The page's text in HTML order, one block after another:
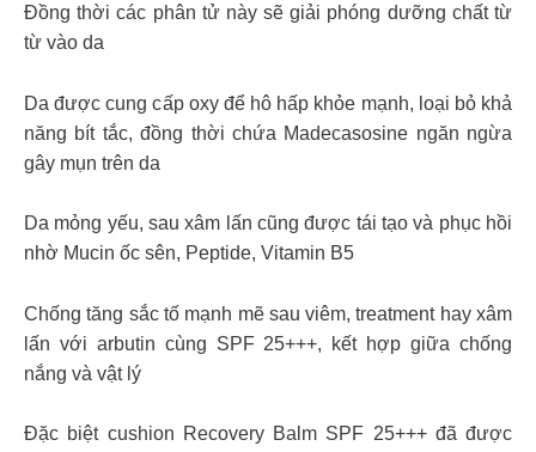
Đồng thời các phân tử này sẽ giải phóng dưỡng chất từ
từ vào da
Da được cung cấp oxy để hô hấp khỏe mạnh, loại bỏ khả
năng bít tắc, đồng thời chứa Madecasosine ngăn ngừa
gây mụn trên da
Da mỏng yếu, sau xâm lấn cũng được tái tạo và phục hồi
nhờ Mucin ốc sên, Peptide, Vitamin B5
Chống tăng sắc tố mạnh mẽ sau viêm, treatment hay xâm
lấn với arbutin cùng SPF 25+++, kết hợp giữa chống
nắng và vật lý
Đặc biệt cushion Recovery Balm SPF 25+++ đã được